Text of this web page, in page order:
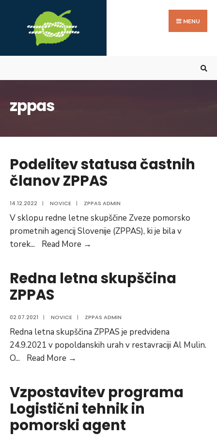
content
MENU
zppas
Podelitev statusa častnih
članov ZPPAS
14.12.2022 | NOVICE | ZPPAS ADMIN
V sklopu redne letne skupščine Zveze pomorsko
prometnih agencij Slovenije (ZPPAS), ki je bila v
torek... Read More →
častnih
članov
Redna letna skupščina
ZPPAS
02.07.2021 | NOVICE | ZPPAS ADMIN
Redna letna skupščina ZPPAS je predvidena
24.9.2021 v popoldanskih urah v restavraciji Al Mulin.
O... Read More →
skupščina
ZPPAS
Vzpostavitev programa
Logistični tehnik in
pomorski agent